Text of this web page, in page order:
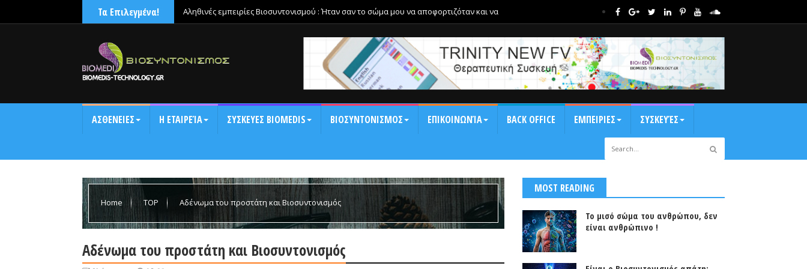
Τα Επιλεγμένα! Αληθινές εμπειρίες Βιοσυντονισμού : Ήταν σαν το σώμα μου να αποφορτιζόταν και να
ΑΣΘΕΝΕΙΕΣ Η ΕΤΑΙΡΕΊΑ ΣΥΣΚΕΥΕΣ BIOMEDIS ΒΙΟΣΥΝΤΟΝΙΣΜΟΣ ΕΠΙΚΟΙΝΩΝΊΑ BACK OFFICE ΕΜΠΕΙΡΙΕΣ ΣΥΣΚΕΥΈΣ
Home TOP Αδένωμα του προστάτη και Βιοσυντονισμός
Αδένωμα του προστάτη και Βιοσυντονισμός
MOST READING
Το μισό σώμα του ανθρώπου, δεν
είναι ανθρώπινο !